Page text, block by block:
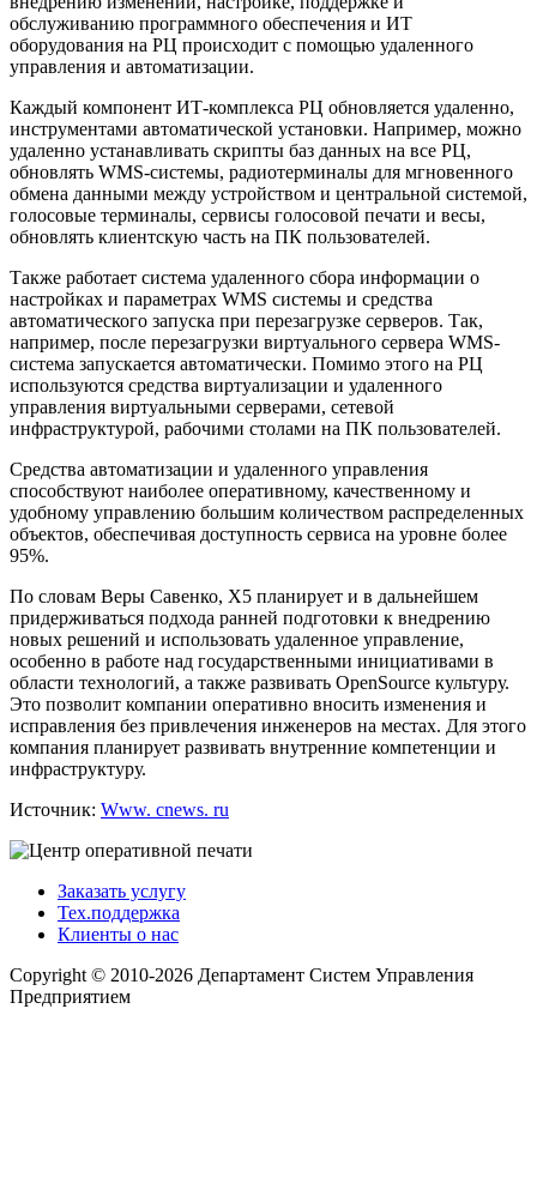
обслуживанию программного обеспечения и ИТ
оборудования на РЦ происходит с помощью удаленного
управления и автоматизации.
Каждый компонент ИТ-комплекса РЦ обновляется удаленно,
инструментами автоматической установки. Например, можно
удаленно устанавливать скрипты баз данных на все РЦ,
обновлять WMS-системы, радиотерминалы для мгновенного
обмена данными между устройством и центральной системой,
голосовые терминалы, сервисы голосовой печати и весы,
обновлять клиентскую часть на ПК пользователей.
Также работает система удаленного сбора информации о
настройках и параметрах WMS системы и средства
автоматического запуска при перезагрузке серверов. Так,
например, после перезагрузки виртуального сервера WMS-
система запускается автоматически. Помимо этого на РЦ
используются средства виртуализации и удаленного
управления виртуальными серверами, сетевой
инфраструктурой, рабочими столами на ПК пользователей.
Средства автоматизации и удаленного управления
способствуют наиболее оперативному, качественному и
удобному управлению большим количеством распределенных
объектов, обеспечивая доступность сервиса на уровне более
95%.
По словам Веры Савенко, X5 планирует и в дальнейшем
придерживаться подхода ранней подготовки к внедрению
новых решений и использовать удаленное управление,
особенно в работе над государственными инициативами в
области технологий, а также развивать OpenSource культуру.
Это позволит компании оперативно вносить изменения и
исправления без привлечения инженеров на местах. Для этого
компания планирует развивать внутренние компетенции и
инфраструктуру.
Источник: Www. cnews. ru
Заказать услугу
Тех.поддержка
Клиенты о нас
Copyright © 2010-2026 Департамент Систем Управления
Предприятием